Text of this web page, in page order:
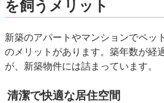
を飼うメリット
新築のアパートやマンションでペッ
のメリットがあります。築年数が経
が、新築物件には詰まっています。
清潔で快適な居住空間